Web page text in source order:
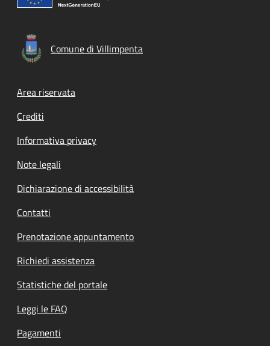
Comune di Villimpenta
Footer menu
Area riservata
Crediti
Informativa privacy
Note legali
Dichiarazione di accessibilità
Contatti
Prenotazione appuntamento
Richiedi assistenza
Statistiche del portale
Leggi le FAQ
Pagamenti